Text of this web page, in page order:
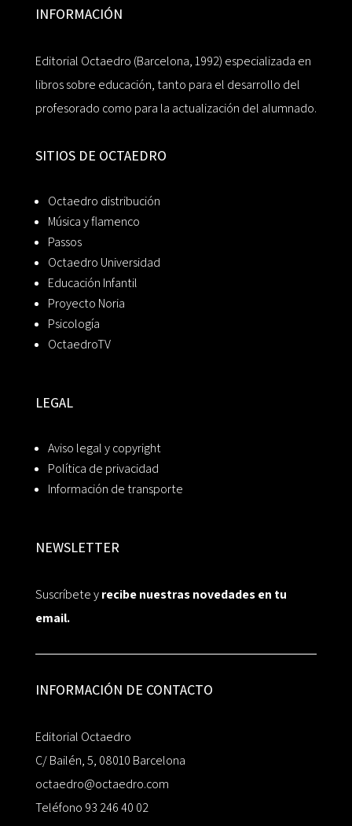
INFORMACIÓN
Editorial Octaedro (Barcelona, 1992) especializada en
libros sobre educación, tanto para el desarrollo del
profesorado como para la actualización del alumnado.
SITIOS DE OCTAEDRO
Octaedro distribución
Música y flamenco
Passos
Octaedro Universidad
Educación Infantil
Proyecto Noria
Psicología
OctaedroTV
LEGAL
Aviso legal y copyright
Política de privacidad
Información de transporte
NEWSLETTER
Suscríbete yrecibe nuestras novedades en tu
email.
INFORMACIÓN DE CONTACTO
Editorial Octaedro
C/ Bailén, 5, 08010 Barcelona
octaedro@octaedro.com
Teléfono 93 246 40 02